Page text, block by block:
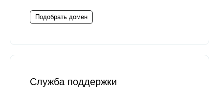
Подобрать домен
Служба поддержки